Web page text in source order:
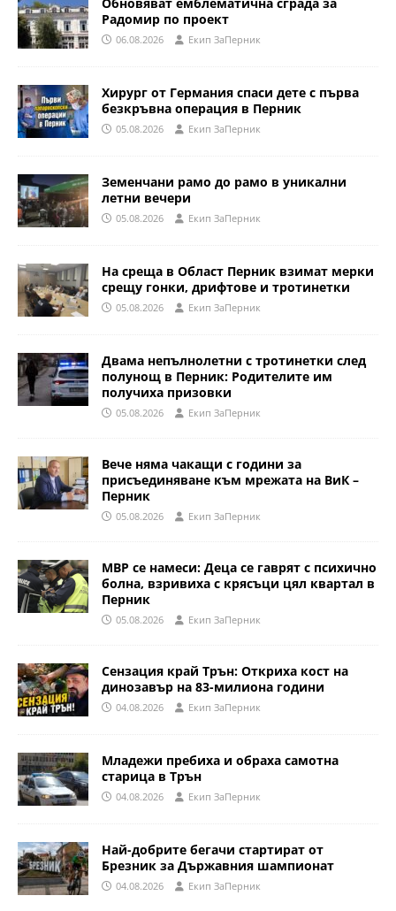
Обновяват емблематична сграда за
Радомир по проект
06.08.2026 Eкип ЗаПерник
Хирург от Германия спаси дете с първа
безкръвна операция в Перник
05.08.2026 Eкип ЗаПерник
Земенчани рамо до рамо в уникални
летни вечери
05.08.2026 Eкип ЗаПерник
На среща в Област Перник взимат мерки
срещу гонки, дрифтове и тротинетки
05.08.2026 Eкип ЗаПерник
Двама непълнолетни с тротинетки след
полунощ в Перник: Родителите им
получиха призовки
05.08.2026 Eкип ЗаПерник
Вече няма чакащи с години за
присъединяване към мрежата на ВиК –
Перник
05.08.2026 Eкип ЗаПерник
МВР се намеси: Деца се гаврят с психично
болна, взривиха с крясъци цял квартал в
Перник
05.08.2026 Eкип ЗаПерник
Сензация край Трън: Откриха кост на
динозавър на 83-милиона години
04.08.2026 Eкип ЗаПерник
Младежи пребиха и обраха самотна
старица в Трън
04.08.2026 Eкип ЗаПерник
Най-добрите бегачи стартират от
Брезник за Държавния шампионат
04.08.2026 Eкип ЗаПерник